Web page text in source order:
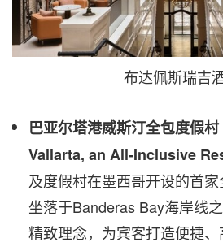
布达佩斯瑞吉
巴亚尔塔港威斯汀全包度假村
Vallarta, an All-Inclusive
及度假村在墨西哥开设的首
坐落于Banderas Bay海岸线
精致理念，为宾客打造便捷